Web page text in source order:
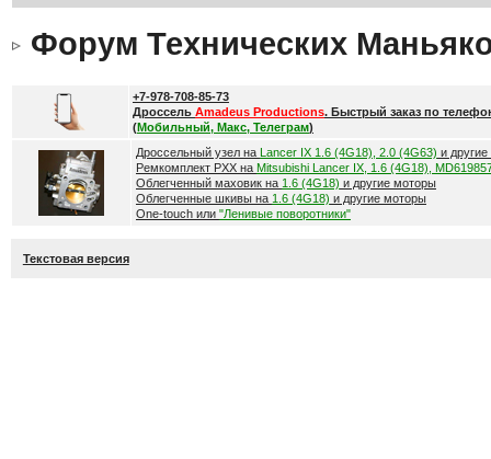
Форум Технических
+7-978-708-85-73
Дроссель Amadeus Productions. Быстрый заказ по
(Мобильный, Макс, Телеграм)
Дроссельный узел на Lancer IX 1.6 (4G18), 2.0 (4G63) и
Ремкомплект РХХ на Mitsubishi Lancer IX, 1.6 (4G18),
Облегченный маховик на 1.6 (4G18) и другие моторы
Облегченные шкивы на 1.6 (4G18) и другие моторы
One-touch или "Ленивые поворотники"
Текстовая версия